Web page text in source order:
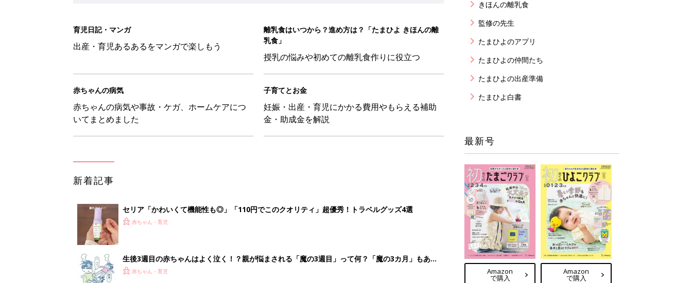
育児日記・マンガ
出産・育児あるあるをマンガで楽しもう
離乳食はいつから？進め方は？「たまひよ きほんの離
乳食」
授乳の悩みや初めての離乳食作りに役立つ
赤ちゃんの病気
赤ちゃんの病気や事故・ケガ、ホームケアにつ
いてまとめました
子育てとお金
妊娠・出産・育児にかかる費用やもらえる補助
金・助成金を解説
新着記事
セリア「かわいくて機能性も◎」「110円でこのクオリティ」超優秀！トラベルグッズ4選
赤ちゃん・育児
生後3週目の赤ちゃんはよく泣く！？親が悩まされる「魔の3週目」って何？「魔の3カ月」もある
って本当？【専門家】
赤ちゃん・育児
きほんの離乳食
監修の先生
たまひよのアプリ
たまひよの仲間たち
たまひよの出産準備
たまひよ白書
最新号
Amazon
で購入
Amazon
で購入